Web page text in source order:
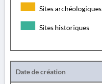
Sites archéologiques
Sites historiques
Date de création